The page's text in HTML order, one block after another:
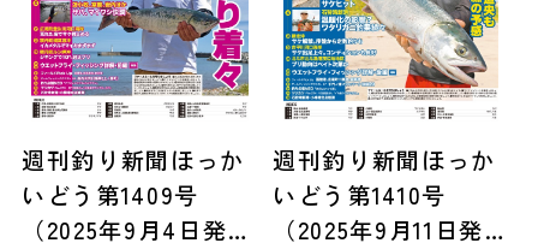
週刊釣り新聞ほっか
いどう第1409号
（2025年9月4日発
週刊釣り新聞ほっか
いどう第1410号
（2025年9月11日発